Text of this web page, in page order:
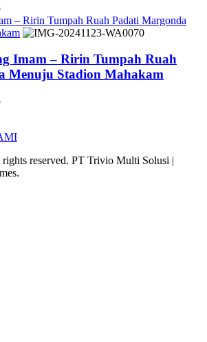
– Ririn Tumpah Ruah Padati Margonda
Imam – Ririn Tumpah Ruah
Menuju Stadion Mahakam
reserved. PT Trivio Multi Solusi |